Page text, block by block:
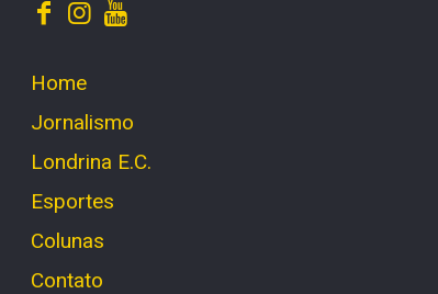
Home
Jornalismo
Londrina E.C.
Esportes
Colunas
Contato